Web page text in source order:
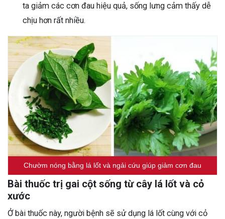
ta giảm các cơn đau hiệu quả, sống lưng cảm thấy dễ
chịu hơn rất nhiều.
Chườm nóng bằng lá lốt và ngải cứu giúp giảm cơn đau
Bài thuốc trị gai cột sống từ cây lá lốt và cỏ
xước
Ở bài thuốc này, người bệnh sẽ sử dụng lá lốt cùng với cỏ